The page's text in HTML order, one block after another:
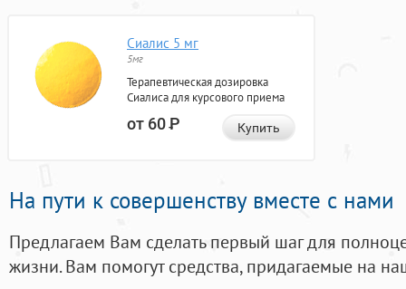
Сиалис 5 мг
5мг
Терапевтическая дозировка
Сиалиса для курсового приема
от 60Р Купить
На пути к совершенству вместе с нами
Предлагаем Вам сделать первый шаг для
жизни. Вам помогут средства, придагаемые на